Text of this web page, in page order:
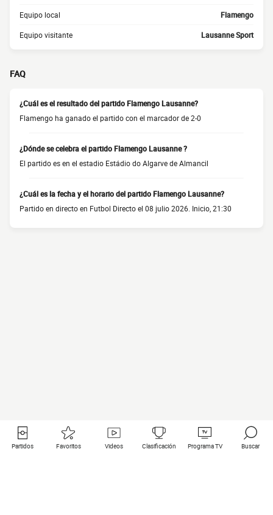
Equipo local Flamengo
Equipo visitante Lausanne Sport
FAQ
¿Cuál es el resultado del partido Flamengo Lausanne?
Flamengo ha ganado el partido con el marcador de 2-0
¿Dónde se celebra el partido Flamengo Lausanne ?
El partido es en el estadio Estádio do Algarve de Almancil
¿Cuál es la fecha y el horario del partido Flamengo Lausanne?
Partido en directo en Futbol Directo el 08 julio 2026. Inicio, 21:30
Partidos Favoritos Videos Clasificación Programa TV Buscar